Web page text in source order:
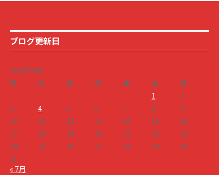
ブログ更新日
2026年8月
月
火 水 木 金 土
日
1
2
3
4 5 6 7 8
9
10
11 12 13 14 15
16
17
18 19 20 21 22
23
24
25 26 27 28 29
30
31
« 7月